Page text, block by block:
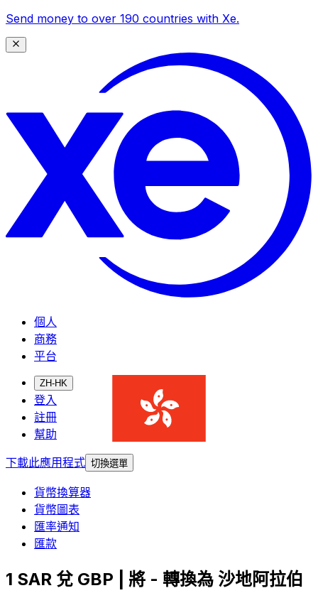
Send money to over 190 countries with Xe.
個人
商務
平台
ZH-HK
登入
註冊
幫助
下載此應用程式 切換選單
貨幣換算器
貨幣圖表
匯率通知
匯款
1 SAR 兌 GBP | 將 - 轉換為 沙地阿拉伯